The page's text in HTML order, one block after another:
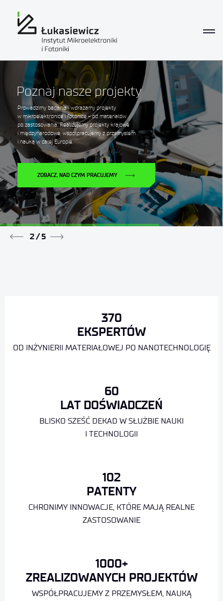
2/5
Poznaj nasze projekty
Prowadzimy badania i wdrażamy projekty
w mikroelektronice i fotonice - od materiałów
po zastosowania. Realizujemy projekty krajowe
i międzynarodowe, współpracujemy z przemysłem
i nauką w całej Europie.
ZOBACZ, NAD CZYM PRACUJEMY
EKSPERTÓW
370
OD INŻYNIERII MATERIAŁOWEJ PO NANOTECHNOLOGIĘ
LAT DOŚWIADCZEŃ
60
BLISKO SZEŚĆ DEKAD W SŁUŻBIE NAUKI
I TECHNOLOGII
PATENTY
102
CHRONIMY INNOWACJE, KTÓRE MAJĄ REALNE
ZASTOSOWANIE
ZREALIZOWANYCH PROJEKTÓW
1000+
WSPÓŁPRACUJEMY Z PRZEMYSŁEM, NAUKĄ